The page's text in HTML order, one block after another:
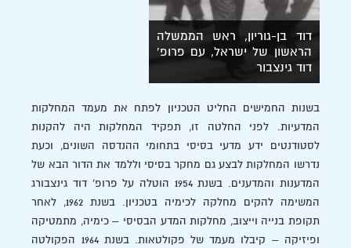
דוד בן-גוריון, ראש הממשלה
הראשון של ישראל, עם פרופ'
דוד גינצבור
בשנות החמישים החליט הטכניון לפתח את מעמד המחלקות
המדעיות. לפני החלטה זו, תפקיד המחלקות היה להקנות
לסטודנטים ידע מדעי בסיסי בתחומי ההנדסה השונים, וכעת
נדרשו המחלקות לבצע גם מחקר בסיסי וללמד את הדור הבא של
המדענות והמדענים. בשנת 1954 הוטלה על פרופ’ דוד גינצבורג
המשימה להקים מחלקה לכימיה בטכניון. בשנת 1962, לאחר
תקופת בנייה וייצוב, מחלקות המדע הבסיסי – כימיה, מתמטיקה
ופיזיקה – קיבלו מעמד של פקולטאות. בשנת 1964 הפקולטה